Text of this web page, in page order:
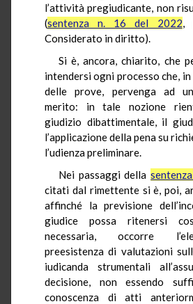
l’attività pregiudicante, non
(sentenza n. 16 del 2022,
Considerato in diritto).
Si è, ancora, chiarito, che
intendersi ogni processo che, in
delle prove, pervenga ad
merito: in tale nozione
giudizio dibattimentale, il
l’applicazione della pena su
l’udienza preliminare.
Nei passaggi della
citati dal rimettente si è, poi,
affinché la previsione
giudice possa ritenersi
necessaria, occorre
preesistenza di valutazioni
iudicanda strumentali
decisione, non essendo
conoscenza di atti